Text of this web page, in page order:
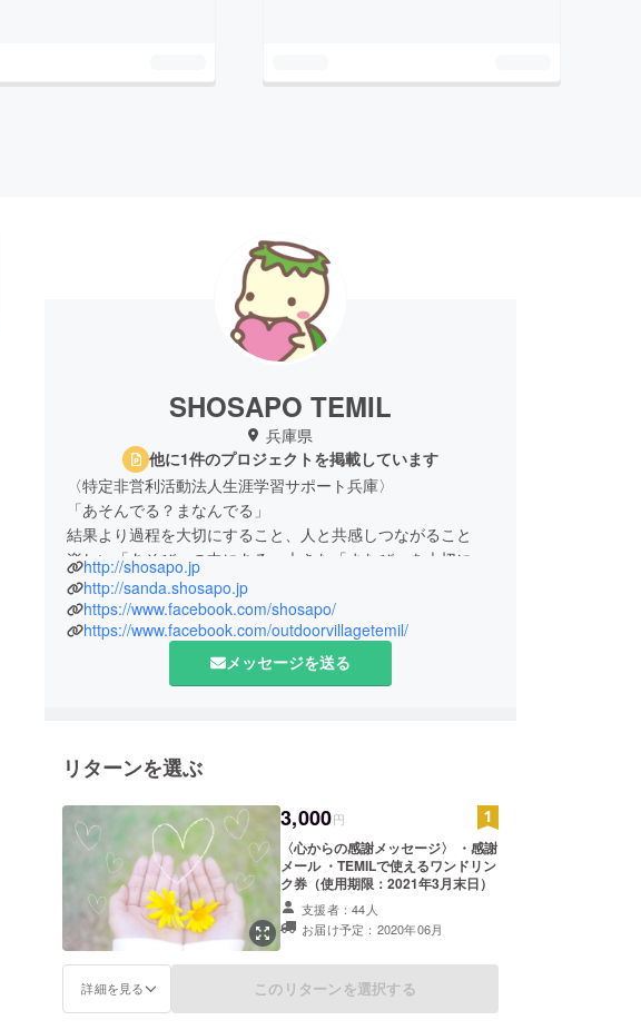
SHOSAPO TEMIL
兵庫県
他に1件のプロジェクトを掲載しています
〈特定非営利活動法人生涯学習サポート兵庫〉
「あそんでる？まなんでる」
結果より過程を大切にすること、人と共感しつながること
楽しい「あそび」の中にある、大きな「まなび」を大切に活
動を行なっています。
〈神戸三田アウトドアビレッジTEMIL〉
体験活動、社会教育プログラムを企画し続けてきたアウトド
アのプロたちが、みなさんの「やってみる」を後押しし、ま
http://shosapo.jp
http://sanda.shosapo.jp
https://www.facebook.com/shosapo/
https://www.facebook.com/outdoorvillagetemil/
メッセージを送る
リターンを選ぶ
3,000円
〈心からの感謝メッセージ〉 ・感謝
メール ・TEMILで使えるワンドリン
ク券（使用期限：2021年3月末日）
支援者：44人
お届け予定：2020年06月
詳細を見る このリターンを選択する